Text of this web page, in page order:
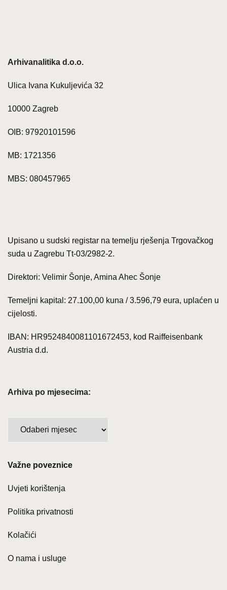
Arhivanalitika d.o.o.
Ulica Ivana Kukuljevića 32
10000 Zagreb
OIB: 97920101596
MB: 1721356
MBS: 080457965
Upisano u sudski registar na temelju rješenja Trgovačkog
suda u Zagrebu Tt-03/2982-2.
Direktori: Velimir Šonje, Amina Ahec Šonje
Temeljni kapital: 27.100,00 kuna / 3.596,79 eura, uplaćen u
cijelosti.
IBAN: HR9524840081101672453, kod Raiffeisenbank
Austria d.d.
Arhiva po mjesecima:
Važne poveznice
Uvjeti korištenja
Politika privatnosti
Kolačići
O nama i usluge